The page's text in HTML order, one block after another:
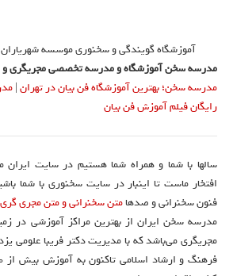
آموزشگاه گویندگی و سخنوری موسسه
مدرسه سخن آموزشگاه و مدرسه تخصصی مجریگری و
مدرسه سخن؛ بهترین آموزشگاه فن بیان در تهران|
رایگان فیلم آموزش فن بیان
سالها با شما و همراه شما هستیم در سایت ایران
افتخار ماست تا اینبار در سایت سخنوری با شما
فنون سخنرانی و صدهامتن سخنرانی و متن مجری گری
مدرسه سخن ایران از بهترین مراکز آموزشی در
مجریگری می‌باشد که با مدیریت دکتر فریبا علومی